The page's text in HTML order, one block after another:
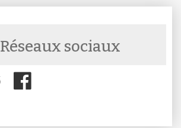
Réseaux sociaux